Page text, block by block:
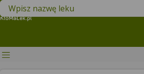
Znajdź lek w swojej okolicy